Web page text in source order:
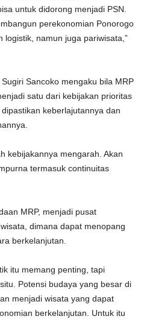
untuk didorong menjadi PSN.
perekonomian Ponorogo
namun juga pariwisata,”
Sancoko mengaku bila MRP
satu dari kebijakan prioritas
keberlajutannya dan
kebijakannya mengarah. Akan
termasuk continuitas
MRP, menjadi pusat
dimana dapat menopang
berkelanjutan.
itu memang penting, tapi
Potensi budaya yang besar di
menjadi wisata yang dapat
berkelanjutan. Untuk itu